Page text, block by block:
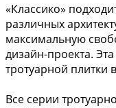
«Классико»
различных
максимальную
дизайн-проекта.
тротуарной плитки
Все серии